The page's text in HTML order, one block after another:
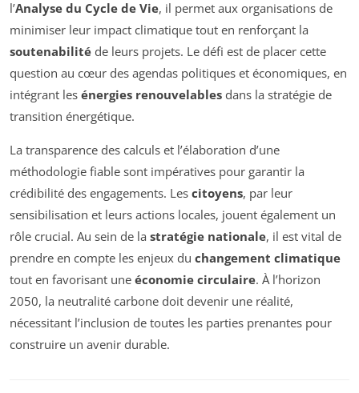
l’Analyse du Cycle de Vie, il permet aux organisations de
minimiser leur impact climatique tout en renforçant la
soutenabilité de leurs projets. Le défi est de placer cette
question au cœur des agendas politiques et économiques, en
intégrant les énergies renouvelables dans la stratégie de
transition énergétique.
La transparence des calculs et l’élaboration d’une
méthodologie fiable sont impératives pour garantir la
crédibilité des engagements. Les citoyens, par leur
sensibilisation et leurs actions locales, jouent également un
rôle crucial. Au sein de la stratégie nationale, il est vital de
prendre en compte les enjeux du changement climatique
tout en favorisant une économie circulaire. À l’horizon
2050, la neutralité carbone doit devenir une réalité,
nécessitant l’inclusion de toutes les parties prenantes pour
construire un avenir durable.